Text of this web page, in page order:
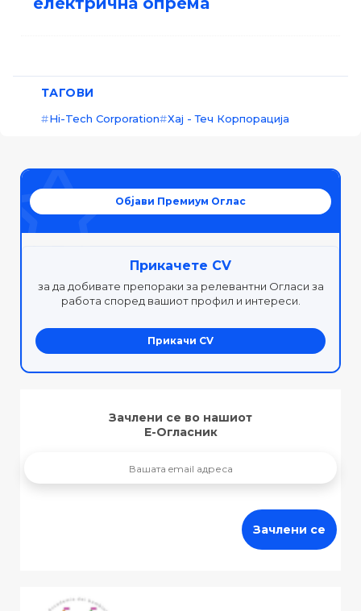
ТАГОВИ
Hi-Tech Corporation Хај - Теч Корпорација
Објави Премиум Оглас
Прикачете CV
за да добивате препораки за релевантни Огласи за
работа според вашиот профил и интереси.
Прикачи CV
Зачлени се во нашиот
Е-Огласник